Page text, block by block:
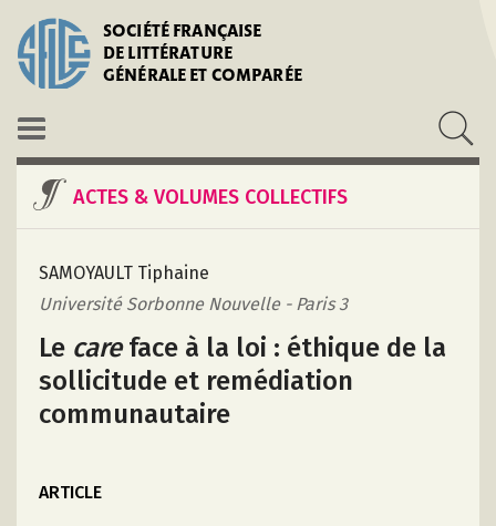
SOCIÉTÉ FRANÇAISE
DE LITTÉRATURE
GÉNÉRALE ET COMPARÉE
ACTES & VOLUMES COLLECTIFS
SAMOYAULT Tiphaine
Université Sorbonne Nouvelle - Paris 3
Le careface à la loi : éthique de la
sollicitude et remédiation
communautaire
ARTICLE